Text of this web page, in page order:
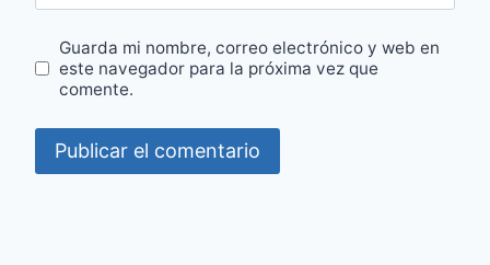
Guarda mi nombre, correo electrónico y web en
este navegador para la próxima vez que
comente.